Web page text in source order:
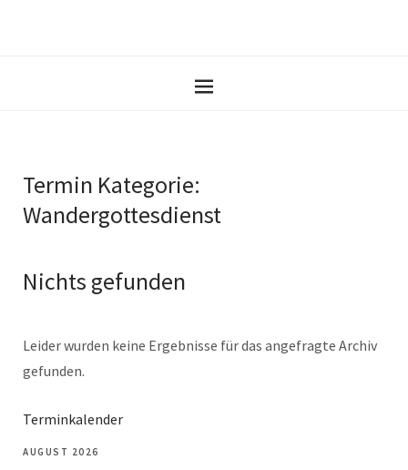
Termin Kategorie:
Wandergottesdienst
Nichts gefunden
Leider wurden keine Ergebnisse für das angefragte Archiv
gefunden.
Terminkalender
AUGUST 2026